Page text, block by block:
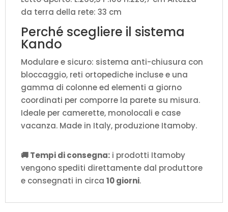
da terra della rete: 33 cm
Perché scegliere il sistema
Kando
Modulare e sicuro: sistema anti-chiusura con
bloccaggio, reti ortopediche incluse e una
gamma di colonne ed elementi a giorno
coordinati per comporre la parete su misura.
Ideale per camerette, monolocali e case
vacanza. Made in Italy, produzione Itamoby.
🚚 Tempi di consegna: i prodotti Itamoby
vengono spediti direttamente dal produttore
e consegnati in circa 10 giorni.